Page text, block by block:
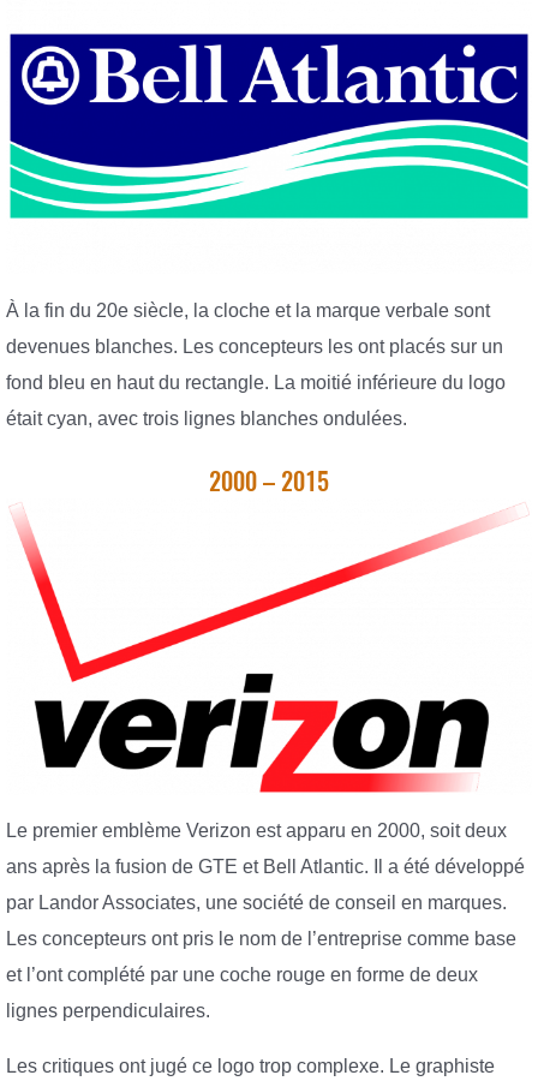
À la fin du 20e siècle, la cloche et la marque verbale sont
devenues blanches. Les concepteurs les ont placés sur un
fond bleu en haut du rectangle. La moitié inférieure du logo
était cyan, avec trois lignes blanches ondulées.
2000 – 2015
Le premier emblème Verizon est apparu en 2000, soit deux
ans après la fusion de GTE et Bell Atlantic. Il a été développé
par Landor Associates, une société de conseil en marques.
Les concepteurs ont pris le nom de l’entreprise comme base
et l’ont complété par une coche rouge en forme de deux
lignes perpendiculaires.
Les critiques ont jugé ce logo trop complexe. Le graphiste